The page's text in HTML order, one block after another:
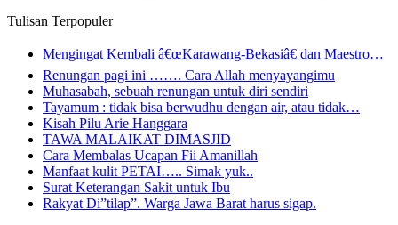
Tulisan Terpopuler
Mengingat Kembali â€œKarawang-Bekasiâ€ dan Maestro…
Renungan pagi ini ……. Cara Allah menyayangimu
Muhasabah, sebuah renungan untuk diri sendiri
Tayamum : tidak bisa berwudhu dengan air, atau tidak…
Kisah Pilu Arie Hanggara
TAWA MALAIKAT DIMASJID
Cara Membalas Ucapan Fii Amanillah
Manfaat kulit PETAI….. Simak yuk..
Surat Keterangan Sakit untuk Ibu
Rakyat Di”tilap”. Warga Jawa Barat harus sigap.